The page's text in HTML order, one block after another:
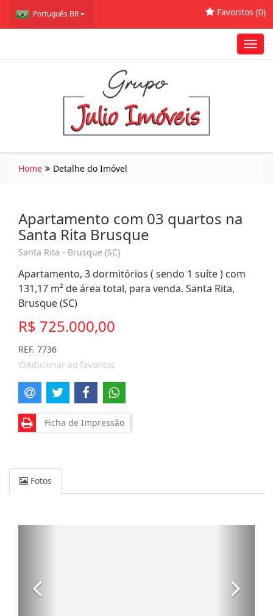
Português BR Favoritos (0)
Home Detalhe do Imóvel
Apartamento com 03 quartos na
Santa Rita Brusque
Santa Rita - Brusque (SC)
Apartamento, 3 dormitórios ( sendo 1 suíte ) com
131,17 m² de área total, para venda. Santa Rita,
Brusque (SC)
R$ 725.000,00
REF. 7736
Adicionar ao favoritos
Ficha de Impressão
Fotos